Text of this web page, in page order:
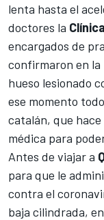
lenta hasta el
doctores la
encargados de
confirmaron en la
hueso lesionado
ese momento
catalán, que
médica para
Antes de viajar a
para que le
contra el
baja cilindrada,